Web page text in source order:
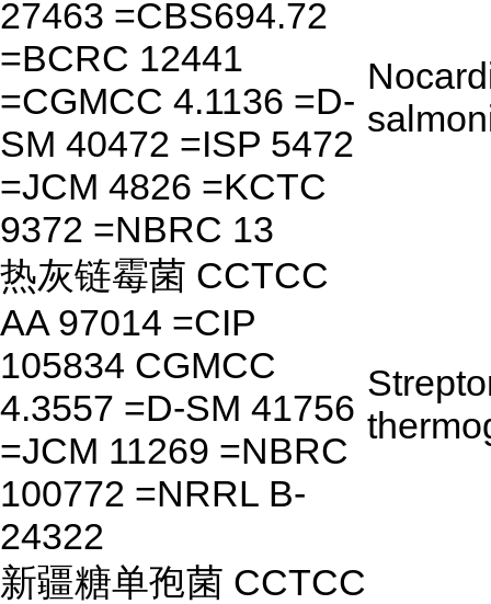
27463 =CBS694.72
=BCRC 12441
=CGMCC 4.1136 =D-
SM 40472 =ISP 5472
=JCM 4826 =KCTC
9372 =NBRC 13
热灰链霉菌 CCTCC
AA 97014 =CIP
105834 CGMCC
4.3557 =D-SM 41756
=JCM 11269 =NBRC
100772 =NRRL B-
24322
新疆糖单孢菌 CCTCC